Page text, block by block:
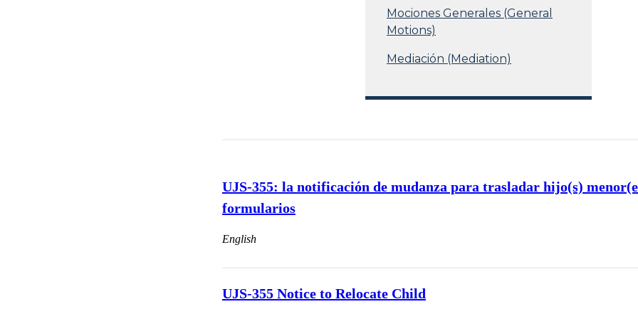
Mociones Generales (General
Motions)
Mediación (Mediation)
UJS-355: la notificación de mudanza para trasladar hijo(s)
formularios
English
UJS-355 Notice to Relocate Child